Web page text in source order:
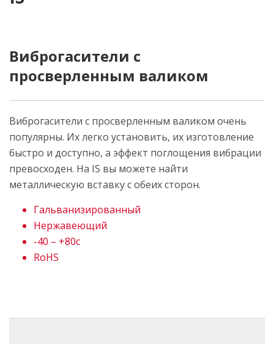
Виброгасители с
просверленным валиком
Виброгасители с просверленным валиком очень
популярны. Их легко установить, их изготовление
быстро и доступно, а эффект поглощения вибрации
превосходен. На IS вы можете найти
металлическую вставку с обеих сторон.
Гальванизированный
Нержавеющий
-40 – +80c
RoHS